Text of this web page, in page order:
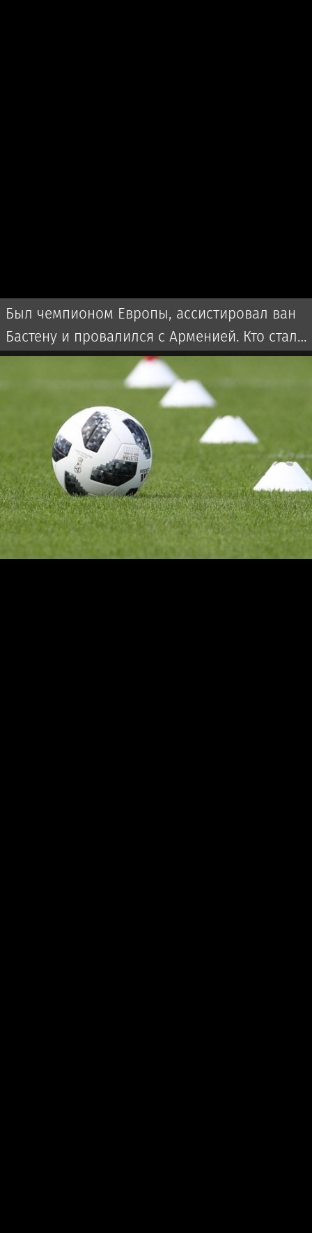
Был чемпионом Европы, ассистировал ван
Бастену и провалился с Арменией. Кто стал
новым тренером сборной Казахстана